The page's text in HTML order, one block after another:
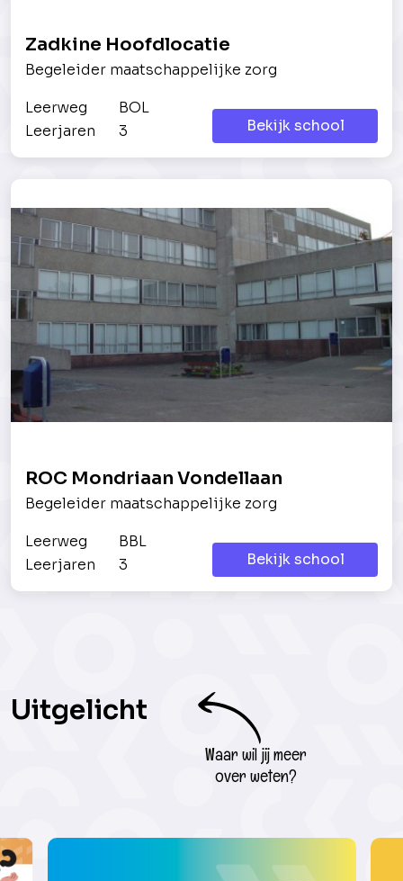
Zadkine Hoofdlocatie
Begeleider maatschappelijke zorg
Leerweg
BOL
Leerjaren
3 Bekijk school
ROC Mondriaan Vondellaan
Begeleider maatschappelijke zorg
Leerweg
BBL
Leerjaren
3 Bekijk school
Uitgelicht
Waar wil jij meer
over weten?